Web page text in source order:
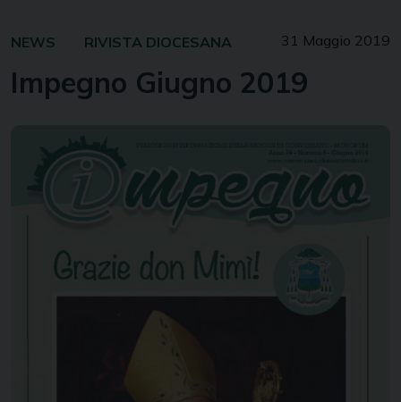
31 Maggio 2019
NEWS RIVISTA DIOCESANA
Impegno Giugno 2019